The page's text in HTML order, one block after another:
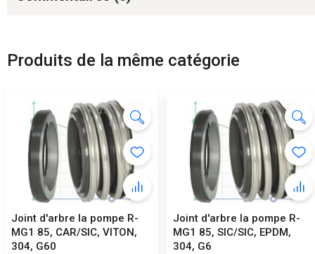
Produits de la même catégorie
Joint d'arbre la pompe R-
MG1 85, CAR/SIC, VITON,
304, G60
Joint d'arbre la pompe R-
MG1 85, SIC/SIC, EPDM,
304, G6